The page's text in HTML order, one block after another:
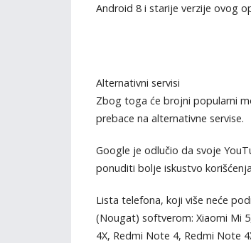
Android 8 i starije verzije ovog
Alternativni servisi
Zbog toga će brojni popularni
prebace na alternativne servise.
Google je odlučio da svoje
ponuditi bolje iskustvo
Lista telefona, koji više neće
(Nougat) softverom: Xiaomi Mi
4X, Redmi Note 4, Redmi Note